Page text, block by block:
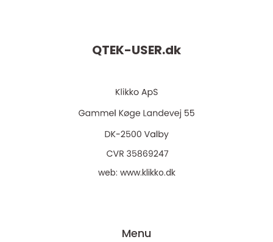
QTEK-USER.dk
web: www.klikko.dk
Menu